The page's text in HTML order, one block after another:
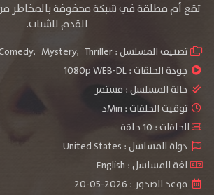
تقع أم مطلقة في شبكة محفوفة بالمخاطر من
القدم للشباب.
تصنيف المسلسل : , Mystery, Thriller
جودة الحلقات :1080p WEB-DL
حالة المسلسل : مستمر
توقيت الحلقات : Minد
الحلقات : 10 حلقة
دولة المسلسل : United States
لغة المسلسل : English
موعد الصدور : 2026-05-20